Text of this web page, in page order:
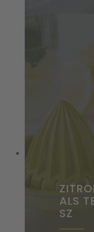
ALS
SZ